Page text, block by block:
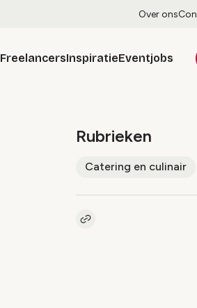
Over ons
FreelancersInspiratieEventjobs
Rubrieken
Catering en culinair
Kopieer link naar artikel